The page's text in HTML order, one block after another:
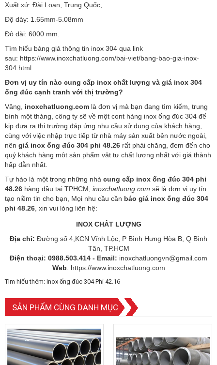
Xuất xứ: Đài Loan, Trung Quốc,
Độ dày: 1.65mm-5.08mm
Độ dài: 6000 mm.
Tìm hiểu bảng giá thông tin inox 304 qua link
sau: https://www.inoxchatluong.com/bai-viet/bang-bao-gia-inox-
304.html
Đơn vị uy tín nào cung cấp inox chất lượng và giá inox 304
ống đúc cạnh tranh với thị trường?
Vâng, inoxchatluong.com là đơn vị mà bạn đang tìm kiếm, trung
bình một tháng, công ty sẽ về một cont hàng inox ống đúc 304 để
kịp đưa ra thị trường đáp ứng nhu cầu sử dụng của khách hàng,
cùng với việc nhập trực tiếp từ nhà máy sản xuất bên nước ngoài,
nên giá inox ống đúc 304 phi 48.26 rất phải chăng, đem đến cho
quý khách hàng một sản phẩm vật tư chất lượng nhất với giá thành
hấp dẫn nhất.
Tự hào là một trong những nhà cung cấp inox ống đúc 304 phi
48.26 hàng đầu tại TPHCM, inoxchatluong.com sẽ là đơn vị uy tín
tạo niềm tin cho bạn, Mọi nhu cầu cần báo giá inox ống đúc 304
phi 48.26 , xin vui lòng liên hệ:
INOX CHẤT LƯỢNG
Địa chỉ: Đường số 4,KCN Vĩnh Lộc, P Bình Hưng Hòa B, Q Bình
Tân, TP.HCM
Điện thoại: 0988.503.414 - Email: inoxchatluongvn@gmail.com
Web: https://www.inoxchatluong.com
Tìm hiểu thêm: Inox ống đúc 304 Phi 42.16
SẢN PHẨM CÙNG DANH MỤC